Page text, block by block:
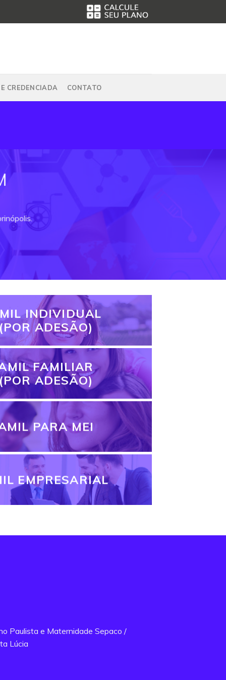
CREDENCIADA CONTATO
INDIVIDUAL
ADESÃO)
FAMILIAR
ADESÃO)
PARA MEI
EMPRESARIAL
Paulista e Maternidade Sepaco /
Lúcia